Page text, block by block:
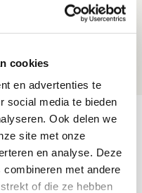
cookies
en advertenties te
social media te bieden
Ook delen we
site met onze
en analyse. Deze
met andere
of die ze hebben
fotoverslag van
en spel